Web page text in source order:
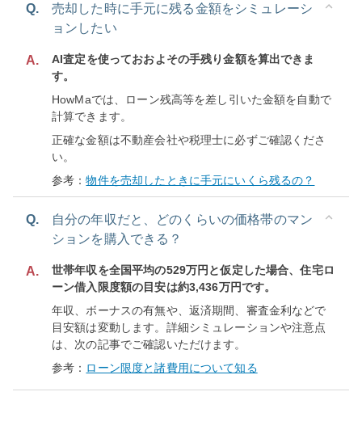
Q.
売却した時に手元に残る金額をシミュレーシ
ョンしたい
A.
AI査定を使っておおよその手残り金額を算出できま
す。
HowMaでは、ローン残高等を差し引いた金額を自動で
計算できます。
正確な金額は不動産会社や税理士に必ずご確認くださ
い。
参考：物件を売却したときに手元にいくら残るの？
Q.
自分の年収だと、どのくらいの価格帯のマン
ションを購入できる？
A.
世帯年収を全国平均の529万円と仮定した場合、住宅ロ
ーン借入限度額の目安は約3,436万円です。
年収、ボーナスの有無や、返済期間、審査金利などで
目安額は変動します。詳細シミュレーションや注意点
は、次の記事でご確認いただけます。
参考： ローン限度と諸費用について知る